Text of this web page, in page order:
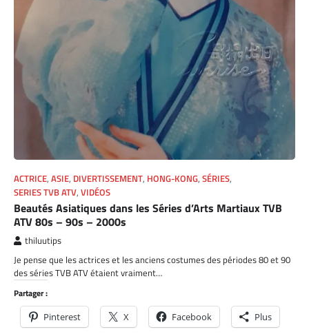
ACTRICE, ASIE, DIVERTISSEMENT, HONG-KONG, SÉRIES,
SERIES TVB ATV, VIDÉOS
Beautés Asiatiques dans les Séries d’Arts Martiaux TVB
ATV 80s – 90s – 2000s
thiluutips
Je pense que les actrices et les anciens costumes des périodes 80 et 90
des séries TVB ATV étaient vraiment…
Partager :
Pinterest X Facebook Plus